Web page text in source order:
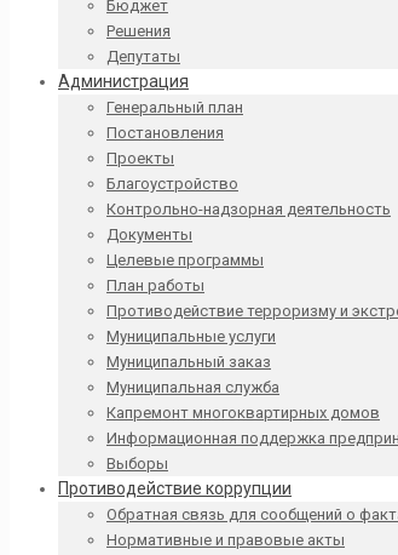
Бюджет
Решения
Депутаты
Администрация
Генеральный план
Постановления
Проекты
Благоустройство
Контрольно-надзорная деятельность
Документы
Целевые программы
План работы
Противодействие терроризму и
Муниципальные услуги
Муниципальный заказ
Муниципальная служба
Капремонт многоквартирных домов
Информационная поддержка
Выборы
Противодействие коррупции
Обратная связь для сообщений о
Нормативные и правовые акты